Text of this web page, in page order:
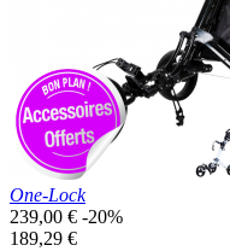
One-Lock
Prix
de
239,00 € -20%
Prix
189,29 €